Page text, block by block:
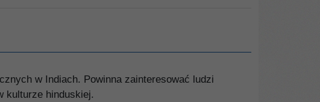
w Indiach. Powinna zainteresować ludzi
kulturze hinduskiej.